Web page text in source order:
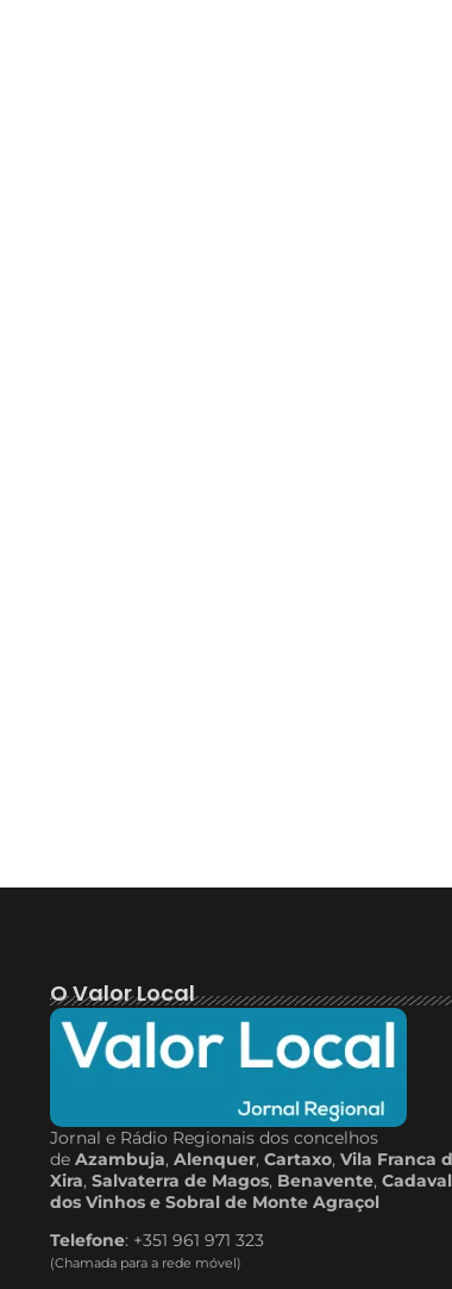
O Valor Local
Jornal e Rádio Regionais dos concelhos
de Azambuja, Alenquer, Cartaxo, Vila Franca
Xira, Salvaterra de Magos, Benavente, Cadaval
dos Vinhos e Sobral de Monte Agraçol
Telefone: +351 961 971 323
(Chamada para a rede móvel)